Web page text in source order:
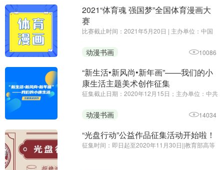
2021“体育魂 强国梦”全国体育漫画大
赛
比赛截止时间：2021年5月20日 | 主办单位：中国
动漫书画 10086
“新生活•新风尚•新年画”——我们的小
康生活主题美术创作征集
征集截止日期：2020年12月15日；主办单位：中共
部公共服务司、中国美术家协会 | 为深入贯彻党的十
九大和十九届二中、三中、四中、五中全会精神，
动漫书画 14034
“光盘行动”公益作品征集活动开始啦！
征集时间：即日起至2020年11月30日||教育部高等